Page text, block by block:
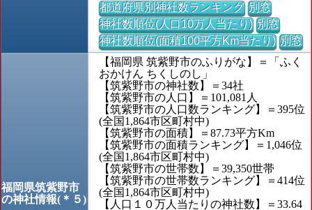
都道府県別神社数ランキング 別窓
神社数順位(人口10万人当たり) 別窓
神社数順位(面積100平方Km当たり) 別窓
福岡県筑紫野市
の神社情報(＊５)
【福岡県 筑紫野市のふりがな】＝「ふく
おかけん ちくしのし」
【筑紫野市の神社数】＝34社
【筑紫野市の人口】＝101,081人
【筑紫野市の人口数ランキング】＝395位
(全国1,864市区町村中)
【筑紫野市の面積】＝87.73平方Km
【筑紫野市の面積ランキング】＝1,046位
(全国1,864市区町村中)
【筑紫野市の世帯数】＝39,350世帯
【筑紫野市の世帯数ランキング】＝414位
(全国1,864市区町村中)
【人口１０万人当たりの神社数】＝33.64